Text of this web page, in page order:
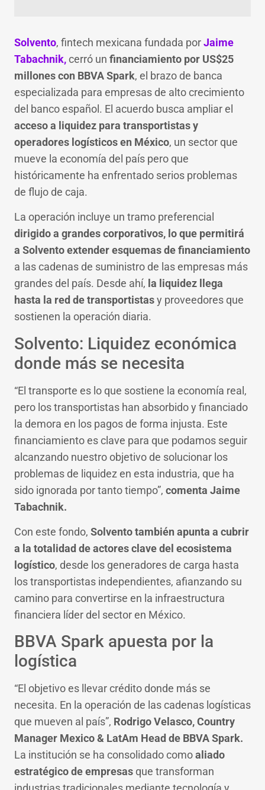
Solvento, fintech mexicana fundada porJaime
Tabachnik,cerró un financiamiento por US$25
millones con BBVA Spark, el brazo de banca
especializada para empresas de alto crecimiento
del banco español. El acuerdo busca ampliar el
acceso a liquidez para transportistas y
operadores logísticos en México, un sector que
mueve la economía del país pero que
históricamente ha enfrentado serios problemas
de flujo de caja.
La operación incluye un tramo preferencial
dirigido a grandes corporativos, lo que permitirá
a Solvento extender esquemas de financiamiento
a las cadenas de suministro de las empresas más
grandes del país. Desde ahí, la liquidez llega
hasta la red de transportistasy proveedores que
sostienen la operación diaria.
Solvento: Liquidez económica
donde más se necesita
“El transporte es lo que sostiene la economía real,
pero los transportistas han absorbido y financiado
la demora en los pagos de forma injusta. Este
financiamiento es clave para que podamos seguir
alcanzando nuestro objetivo de solucionar los
problemas de liquidez en esta industria, que ha
sido ignorada por tanto tiempo”, comenta Jaime
Tabachnik.
Con este fondo, Solvento también apunta a cubrir
a la totalidad de actores clave del ecosistema
logístico, desde los generadores de carga hasta
los transportistas independientes, afianzando su
camino para convertirse en la infraestructura
financiera líder del sector en México.
BBVA Spark apuesta por la
logística
“El objetivo es llevar crédito donde más se
necesita. En la operación de las cadenas logísticas
que mueven al país”, Rodrigo Velasco, Country
Manager Mexico & LatAm Head de BBVA Spark.
La institución se ha consolidado comoaliado
estratégico de empresas que transforman